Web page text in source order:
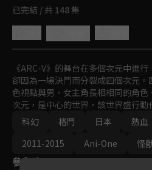
已完結 / 共 148 集
《ARC-V》的舞台在多個次元中進
卻因為一場決鬥而分裂成四個次元
色視點與男、女主角長相相同的角
次元，是中心的世界，該世界盛行
名為「動作卡片」的魔法卡或陷阱
可拾起並在適當時機發動。隨著故
元中，有前作部份角色登場。
科幻
格鬥 日本 熱血
2011-2015
Ani-One 怪
參與演員